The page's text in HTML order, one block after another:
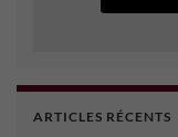
ARTICLES RÉCENTS